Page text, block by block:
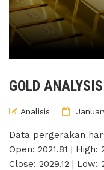
GOLD
Analisis
Data pergerakan
Open: 2021.81 | High:
Close: 2029.12 | Low: